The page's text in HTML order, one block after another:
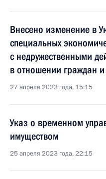
Внесено изменение в
специальных
с недружественными
в отношении граждан
27 апреля 2023 года, 15:15
Указ о временном
имуществом
25 апреля 2023 года, 22:15